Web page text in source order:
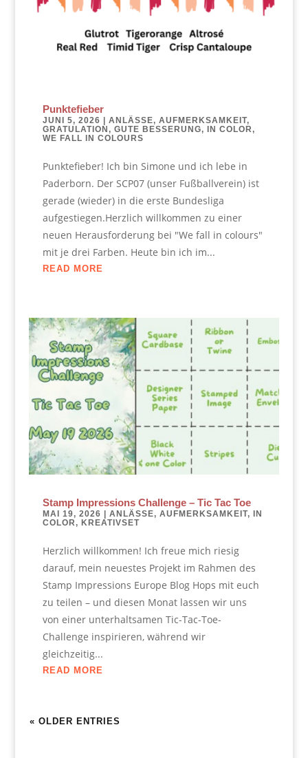
Punktefieber
JUNI 5, 2026 ANLÄSSE, AUFMERKSAMKEIT,
GRATULATION , GUTE BESSERUNG, IN COLOR,
WE FALL IN COLOURS
Punktefieber! Ich bin Simone und ich lebe in
Paderborn. Der SCP07 (unser Fußballverein) ist
gerade (wieder) in die erste Bundesliga
aufgestiegen.Herzlich willkommen zu einer
neuen Herausforderung bei "We fall in colours"
mit je drei Farben. Heute bin ich im...
READ MORE
Stamp Impressions Challenge – Tic Tac Toe
MAI 19, 2026 | ANLÄSSE, AUFMERKSAMKEIT, IN
COLOR, KREATIVSET
Herzlich willkommen! Ich freue mich riesig
darauf, mein neuestes Projekt im Rahmen des
Stamp Impressions Europe Blog Hops mit euch
zu teilen – und diesen Monat lassen wir uns
von einer unterhaltsamen Tic-Tac-Toe-
Challenge inspirieren, während wir
gleichzeitig...
READ MORE
« OLDER ENTRIES